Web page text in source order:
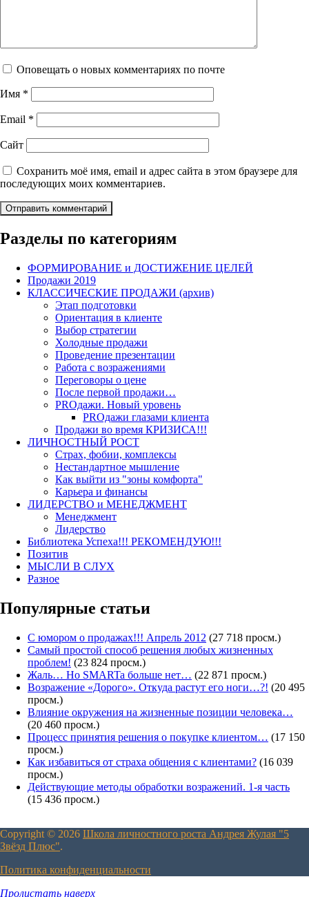
Оповещать о новых комментариях по почте
Имя *
Email *
Сайт
Сохранить моё имя, email и адрес сайта в этом браузере для
последующих моих комментариев.
Разделы по категориям
ФОРМИРОВАНИЕ и ДОСТИЖЕНИЕ ЦЕЛЕЙ
Продажи 2019
КЛАССИЧЕСКИЕ ПРОДАЖИ (архив)
Этап подготовки
Ориентация в клиенте
Выбор стратегии
Холодные продажи
Проведение презентации
Работа с возражениями
Переговоры о цене
После первой продажи…
PROдажи. Новый уровень
PROдажи глазами клиента
Продажи во время КРИЗИСА!!!
ЛИЧНОСТНЫЙ РОСТ
Страх, фобии, комплексы
Нестандартное мышление
Как выйти из "зоны комфорта"
Карьера и финансы
ЛИДЕРСТВО и МЕНЕДЖМЕНТ
Менеджмент
Лидерство
Библиотека Успеха!!! РЕКОМЕНДУЮ!!!
Позитив
МЫСЛИ В СЛУХ
Разное
Популярные статьи
С юмором о продажах!!! Апрель 2012 (27 718 просм.)
Самый простой способ решения любых жизненных
проблем! (23 824 просм.)
Жаль… Но SMARTa больше нет… (22 871 просм.)
Возражение «Дорого». Откуда растут его ноги…?! (20 495
просм.)
Влияние окружения на жизненные позиции человека…
(20 460 просм.)
Процесс принятия решения о покупке клиентом… (17 150
просм.)
Как избавиться от страха общения с клиентами? (16 039
просм.)
Действующие методы обработки возражений. 1-я часть
(15 436 просм.)
Copyright © 2026 Школа личностного роста Андрея Жулая "5
Звёзд Плюс".
Политика конфиденциальности
Пролистать наверх